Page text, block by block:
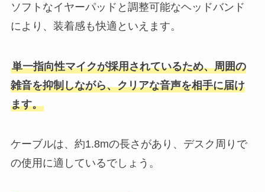
ソフトなイヤーパッドと調整可能なヘッドバンド
により、装着感も快適といえます。
単一指向性マイクが採用されているため、周囲の
雑音を抑制しながら、クリアな音声を相手に届け
ます。
ケーブルは、約1.8mの長さがあり、デスク周りで
の使用に適しているでしょう。